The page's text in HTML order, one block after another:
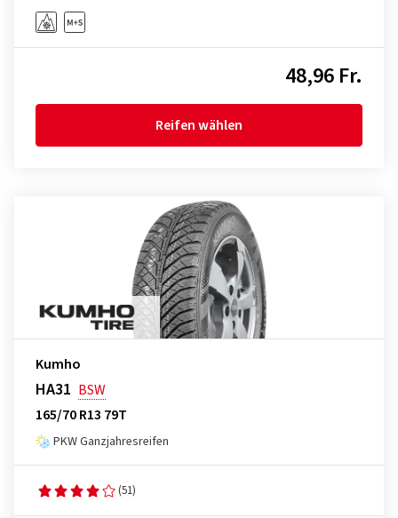
48,96 Fr.
Reifen wählen
Kumho
HA31 BSW
165/70 R13 79T
PKW Ganzjahresreifen
(51)